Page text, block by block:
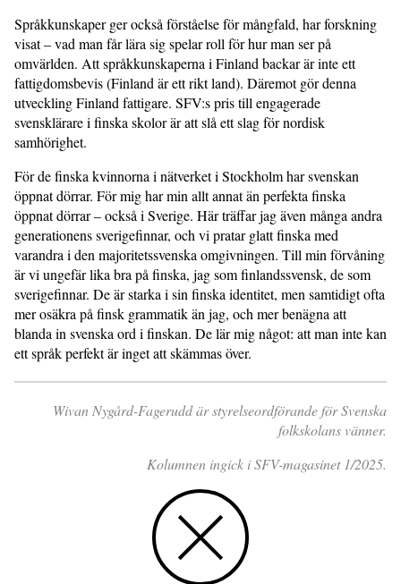
Språkkunskaper ger också förståelse för mångfald, har forskning
visat – vad man får lära sig spelar roll för hur man ser på
omvärlden. Att språkkunskaperna i Finland backar är inte ett
fattigdomsbevis (Finland är ett rikt land). Däremot gör denna
utveckling Finland fattigare. SFV:s pris till engagerade
svensklärare i finska skolor är att slå ett slag för nordisk
samhörighet.
För de finska kvinnorna i nätverket i Stockholm har svenskan
öppnat dörrar. För mig har min allt annat än perfekta finska
öppnat dörrar – också i Sverige. Här träffar jag även många andra
generationens sverigefinnar, och vi pratar glatt finska med
varandra i den majoritetssvenska omgivningen. Till min förvåning
är vi ungefär lika bra på finska, jag som finlandssvensk, de som
sverigefinnar. De är starka i sin finska identitet, men samtidigt ofta
mer osäkra på finsk grammatik än jag, och mer benägna att
blanda in svenska ord i finskan. De lär mig något: att man inte kan
ett språk perfekt är inget att skämmas över.
Wivan Nygård-Fagerudd är styrelseordförande för Svenska
folkskolans vänner.
Kolumnen ingick i SFV-magasinet 1/2025.